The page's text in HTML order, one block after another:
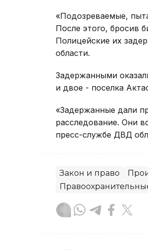
«Подозреваемые,
После этого, бросив
Полицейские их
области.
Задержанными
и двое - поселка
«Задержанные дали
расследование. Они
пресс-службе ДВД
Закон и право